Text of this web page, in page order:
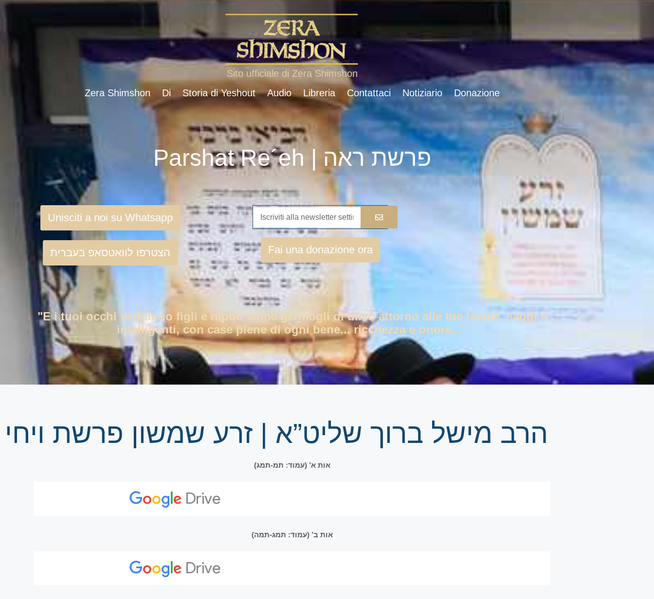
Sito ufficiale di Zera Shimshon
Zera Shimshon
Di Storia di Yeshout Audio Libreria Contattaci Notiziario Donazione
Parshat Re´eh | פרשת ראה
Unisciti a noi su Whatsapp
הצטרפו לוואטסאפ בעברית Fai una donazione ora
"E i tuoi occhi vedranno figli e nipoti come germogli di ulivo attorno alle tue tavole, saggi e
intelligenti, con case piene di ogni bene... ricchezza e onore..."
הרב מישל ברוך שליט”א | זרע שמשון פרשת ויחי
אות א’ (עמוד: תמ-תמג)
אות ב’ (עמוד: תמג-תמה)